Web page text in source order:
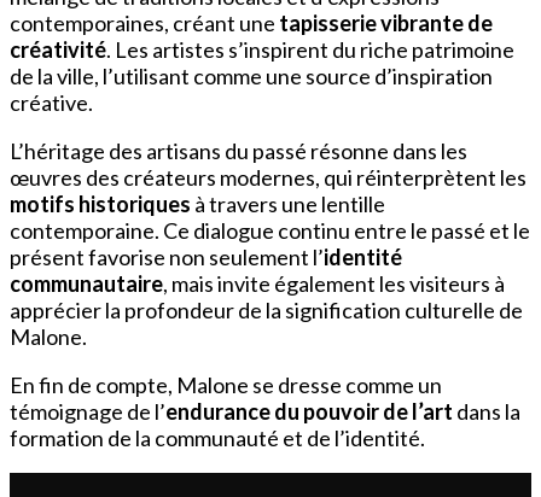
contemporaines, créant une tapisserie vibrante de
créativité. Les artistes s’inspirent du riche patrimoine
de la ville, l’utilisant comme une source d’inspiration
créative.
L’héritage des artisans du passé résonne dans les
œuvres des créateurs modernes, qui réinterprètent les
motifs historiques à travers une lentille
contemporaine. Ce dialogue continu entre le passé et le
présent favorise non seulement l’identité
communautaire, mais invite également les visiteurs à
apprécier la profondeur de la signification culturelle de
Malone.
En fin de compte, Malone se dresse comme un
témoignage de l’endurance du pouvoir de l’art dans la
formation de la communauté et de l’identité.